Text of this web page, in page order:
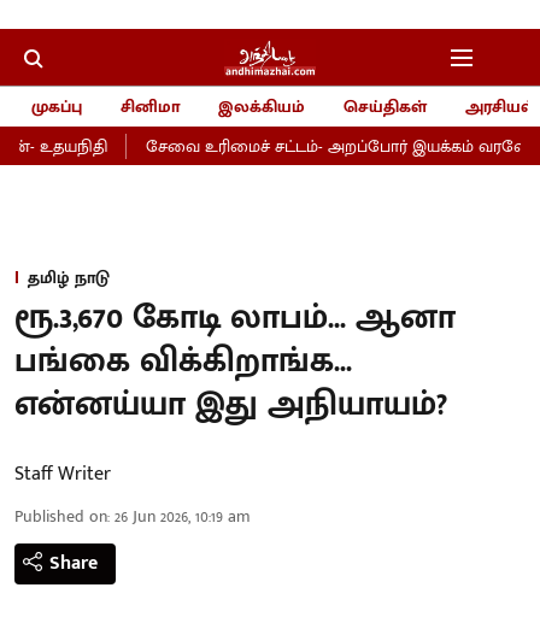
முகப்பு சினிமா இலக்கியம் செய்திகள்
அரசியல்
உதயநிதி
சேவை உரிமைச் சட்டம்- அறப்போர் இயக்கம் வரவேற்பு!
தமிழ் நாடு
ரூ.3,670 கோடி லாபம்... ஆனா
பங்கை விக்கிறாங்க...
என்னய்யா இது அநியாயம்?
Staff Writer
Published on:26 Jun 2026, 10:19 am
Share